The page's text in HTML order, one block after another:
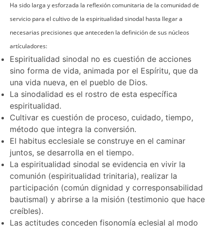
Ha sido larga y esforzada la reflexión comunitaria de la comunidad de
servicio para el cultivo de la espiritualidad sinodal hasta llegar a
necesarias precisiones que anteceden la definición de sus núcleos
artículadores:
Espiritualidad sinodal no es cuestión de acciones
sino forma de vida, animada por el Espíritu, que da
una vida nueva, en el pueblo de Dios.
La sinodalidad es el rostro de esta específica
espiritualidad.
Cultivar es cuestión de proceso, cuidado, tiempo,
método que integra la conversión.
El habitus ecclesiale se construye en el caminar
juntos, se desarrolla en el tiempo.
La espiritualidad sinodal se evidencia en vivir la
comunión (espiritualidad trinitaria), realizar la
participación (común dignidad y corresponsabilidad
bautismal) y abrirse a la misión (testimonio que hace
creíbles).
Las actitudes conceden fisonomía eclesial al modo